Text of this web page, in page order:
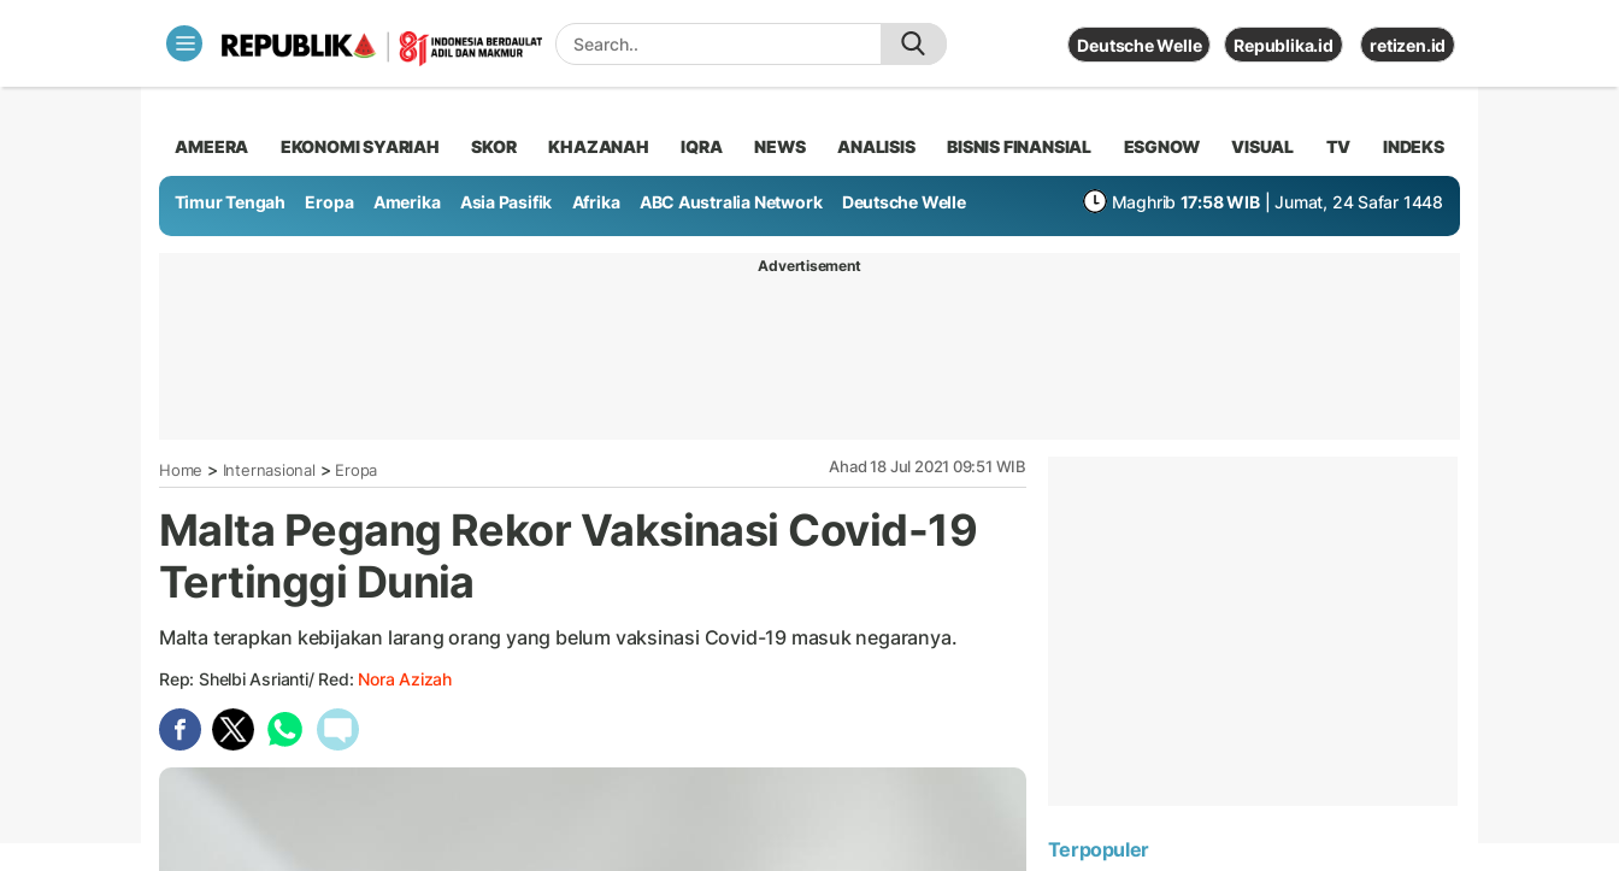
Deutsche Welle Republika.id retizen.id
AMEERA EKONOMI SYARIAH SKOR KHAZANAH IQRA NEWS ANALISIS BISNIS FINANSIAL ESGNOW VISUAL TV INDEKS
Timur Tengah Eropa Amerika Asia Pasifik Afrika ABC Australia Network Deutsche Welle Maghrib 17:58 WIB | Jumat, 24 Safar 1448
Advertisement
Home > Internasional > Eropa Ahad 18 Jul 2021 09:51 WIB
Malta Pegang Rekor Vaksinasi Covid-19
Tertinggi Dunia
Malta terapkan kebijakan larang orang yang belum vaksinasi Covid-19 masuk negaranya.
Rep: Shelbi Asrianti/ Red: Nora Azizah
Terpopuler